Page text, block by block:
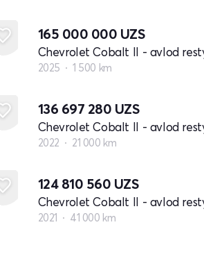
165 000 000 UZS
Chevrolet Cobalt II - avlod
2025 1 500 km
136 697 280 UZS
Chevrolet Cobalt II - avlod
2022 21 000 km
124 810 560 UZS
Chevrolet Cobalt II - avlod
2021 41 000 km